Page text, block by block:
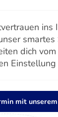
ins
dich
mit